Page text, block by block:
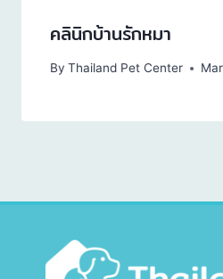
คลินิกบ้านรักหมา
By Thailand Pet Center